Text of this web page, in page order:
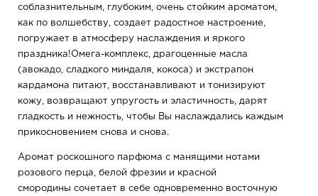
соблазнительным, глубоким, очень стойким ароматом,
как по волшебству, создает радостное настроение,
погружает в атмосферу наслаждения и яркого
праздника!Омега-комплекс, драгоценные масла
(авокадо, сладкого миндаля, кокоса) и экстрапон
кардамона питают, восстанавливают и тонизируют
кожу, возвращают упругость и эластичность, дарят
гладкость и нежность, чтобы Вы наслаждались каждым
прикосновением снова и снова.
Аромат роскошного парфюма с манящими нотами
розового перца, белой фрезии и красной
смородины сочетает в себе одновременно восточную